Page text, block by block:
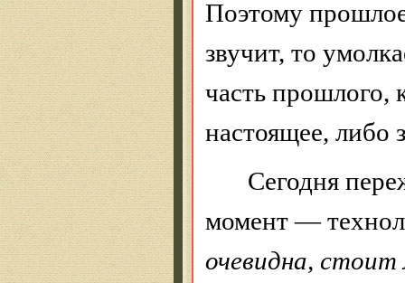
Поэтому
звучит, то
часть прошлого,
настоящее, либо
Сегодня
момент —
очевидна, стоит